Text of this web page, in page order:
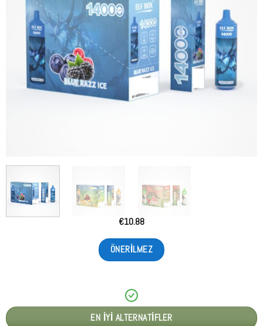
€10.88
ÖNERILMEZ
EN İYI ALTERNATIFLER